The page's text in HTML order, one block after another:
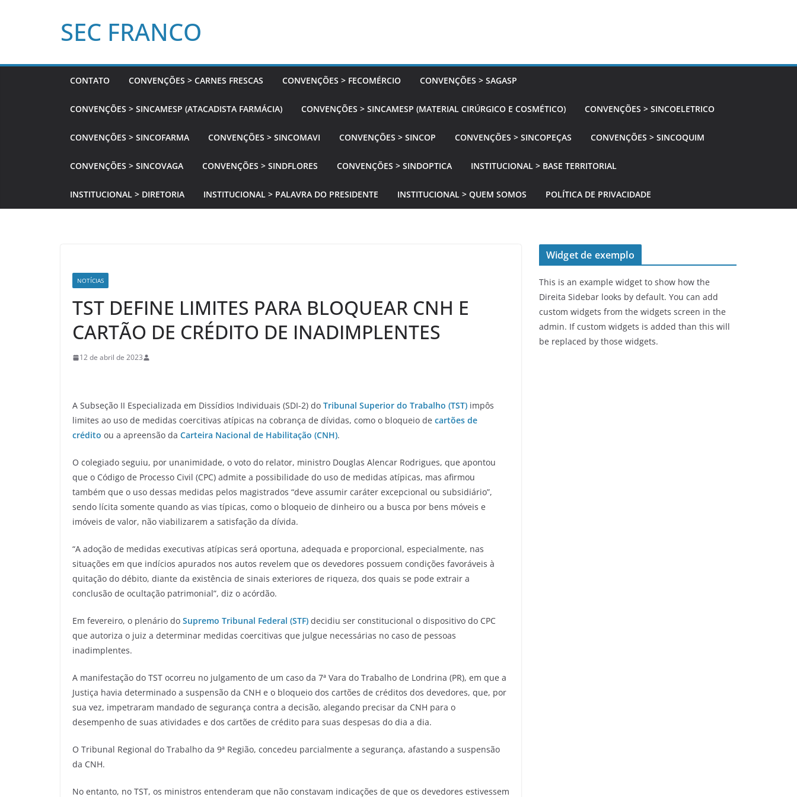
SEC FRANCO
CONTATO CONVENÇÕES > CARNES FRESCAS CONVENÇÕES > FECOMÉRCIO CONVENÇÕES > SAGASP
CONVENÇÕES > SINCAMESP (ATACADISTA FARMÁCIA) CONVENÇÕES > SINCAMESP (MATERIAL CIRÚRGICO E COSMÉTICO) CONVENÇÕES > SINCOELETRICO
CONVENÇÕES > SINCOFARMA CONVENÇÕES > SINCOMAVI CONVENÇÕES > SINCOP CONVENÇÕES > SINCOPEÇAS CONVENÇÕES > SINCOQUIM
CONVENÇÕES > SINCOVAGA CONVENÇÕES > SINDFLORES CONVENÇÕES > SINDOPTICA INSTITUCIONAL > BASE TERRITORIAL
INSTITUCIONAL > DIRETORIA INSTITUCIONAL > PALAVRA DO PRESIDENTE INSTITUCIONAL > QUEM SOMOS POLÍTICA DE PRIVACIDADE
NOTÍCIAS
TST DEFINE LIMITES PARA BLOQUEAR CNH E
CARTÃO DE CRÉDITO DE INADIMPLENTES
12 de abril de 2023
A Subseção II Especializada em Dissídios Individuais (SDI-2) do Tribunal Superior do Trabalho (TST) impôs
limites ao uso de medidas coercitivas atípicas na cobrança de dívidas, como o bloqueio de cartões de
crédito ou a apreensão da Carteira Nacional de Habilitação (CNH).
O colegiado seguiu, por unanimidade, o voto do relator, ministro Douglas Alencar Rodrigues, que apontou
que o Código de Processo Civil (CPC) admite a possibilidade do uso de medidas atípicas, mas afirmou
também que o uso dessas medidas pelos magistrados “deve assumir caráter excepcional ou subsidiário”,
sendo lícita somente quando as vias típicas, como o bloqueio de dinheiro ou a busca por bens móveis e
imóveis de valor, não viabilizarem a satisfação da dívida.
“A adoção de medidas executivas atípicas será oportuna, adequada e proporcional, especialmente, nas
situações em que indícios apurados nos autos revelem que os devedores possuem condições favoráveis à
quitação do débito, diante da existência de sinais exteriores de riqueza, dos quais se pode extrair a
conclusão de ocultação patrimonial”, diz o acórdão.
Em fevereiro, o plenário do Supremo Tribunal Federal (STF) decidiu ser constitucional o dispositivo do CPC
que autoriza o juiz a determinar medidas coercitivas que julgue necessárias no caso de pessoas
inadimplentes.
A manifestação do TST ocorreu no julgamento de um caso da 7ª Vara do Trabalho de Londrina (PR), em que a
Justiça havia determinado a suspensão da CNH e o bloqueio dos cartões de créditos dos devedores, que, por
sua vez, impetraram mandado de segurança contra a decisão, alegando precisar da CNH para o
desempenho de suas atividades e dos cartões de crédito para suas despesas do dia a dia.
O Tribunal Regional do Trabalho da 9ª Região, concedeu parcialmente a segurança, afastando a suspensão
da CNH.
No entanto, no TST, os ministros entenderam que não constavam indicações de que os devedores estivessem
Widget de exemplo
This is an example widget to show how the
Direita Sidebar looks by default. You can add
custom widgets from the widgets screen in the
admin. If custom widgets is added than this will
be replaced by those widgets.